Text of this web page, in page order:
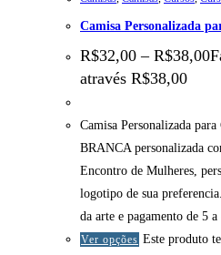
Camisa Personalizada
R$32,00 – R$38,00
através R$38,00
Camisa Personalizada
BRANCA personalizada
Encontro de Mulheres,
logotipo de sua
da arte e pagamento de 5
Ver opções Este produto